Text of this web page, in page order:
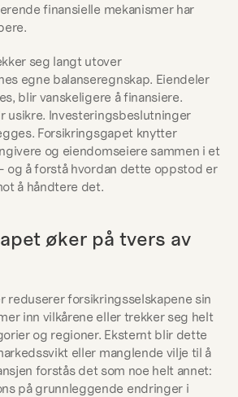
finansielle mekanismer har
seg langt utover
egne balanseregnskap. Eiendeler
blir vanskeligere å finansiere.
usikre. Investeringsbeslutninger
Forsikringsgapet knytter
og eiendomseiere sammen i et
og å forstå hvordan dette oppstod er
å håndtere det.
øker på tvers av
reduserer forsikringsselskapene sin
inn vilkårene eller trekker seg helt
og regioner. Eksternt blir dette
eller manglende vilje til å
forstås det som noe helt annet:
på grunnleggende endringer i